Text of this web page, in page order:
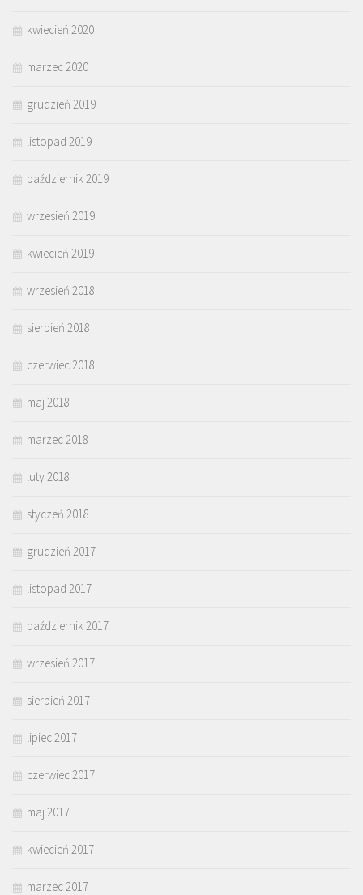
kwiecień 2020
marzec 2020
grudzień 2019
listopad 2019
październik 2019
wrzesień 2019
kwiecień 2019
wrzesień 2018
sierpień 2018
czerwiec 2018
maj 2018
marzec 2018
luty 2018
styczeń 2018
grudzień 2017
listopad 2017
październik 2017
wrzesień 2017
sierpień 2017
lipiec 2017
czerwiec 2017
maj 2017
kwiecień 2017
marzec 2017